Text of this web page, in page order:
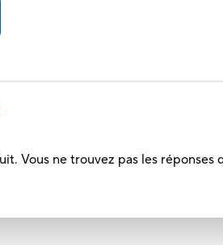
Vous ne trouvez pas les réponses